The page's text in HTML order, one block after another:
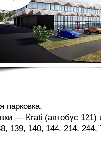
парковка.
— Krati (автобус
139, 140, 144, 214, 244,